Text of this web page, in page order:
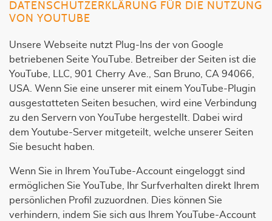
DATENSCHUTZERKLÄRUNG FÜR DIE NUTZUNG
VON YOUTUBE
Unsere Webseite nutzt Plug-Ins der von Google
betriebenen Seite YouTube. Betreiber der Seiten ist die
YouTube, LLC, 901 Cherry Ave., San Bruno, CA 94066,
USA. Wenn Sie eine unserer mit einem YouTube-Plugin
ausgestatteten Seiten besuchen, wird eine Verbindung
zu den Servern von YouTube hergestellt. Dabei wird
dem Youtube-Server mitgeteilt, welche unserer Seiten
Sie besucht haben.
Wenn Sie in Ihrem YouTube-Account eingeloggt sind
ermöglichen Sie YouTube, Ihr Surfverhalten direkt Ihrem
persönlichen Profil zuzuordnen. Dies können Sie
verhindern, indem Sie sich aus Ihrem YouTube-Account